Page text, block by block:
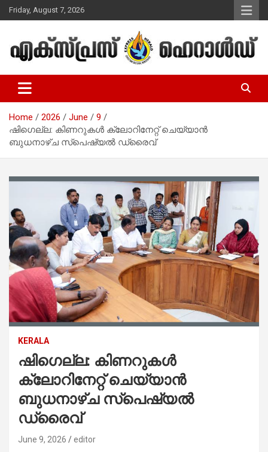
Skip
to
Friday, August 7, 2026
Express Herald – Malayalam
Christian News
Home 2026 June
9
ഷിഗെല്ല: കിണറുകള്‍ ക്ലോറിനേറ്റ് ചെയ്യാന്‍
ബുധനാഴ്ച സ്‌പെഷ്യല്‍ ഡ്രൈവ്
KERALA
ഷിഗെല്ല: കിണറുകള്‍
ക്ലോറിനേറ്റ് ചെയ്യാന്‍
ബുധനാഴ്ച സ്‌പെഷ്യല്‍
ഡ്രൈവ്
June 9, 2026 editor